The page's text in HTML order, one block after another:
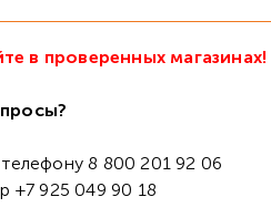
в проверенных магазинах!
8 800 201 92 06
+7 925 049 90 18